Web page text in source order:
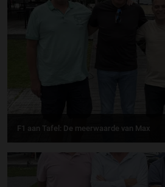
F1 aan Tafel: De meerwaarde van Max